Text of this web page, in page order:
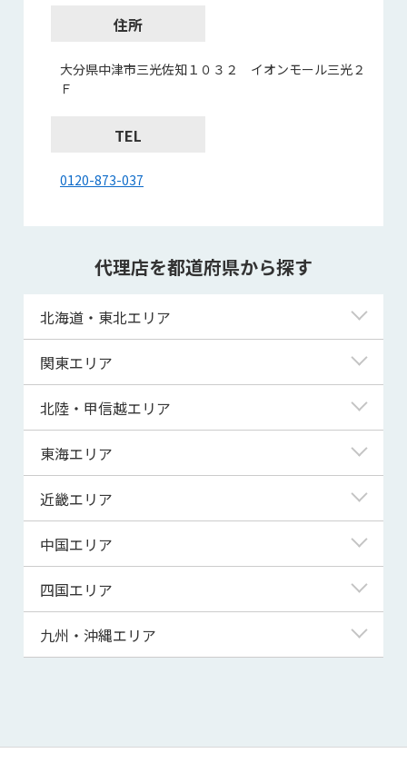
住所
大分県中津市三光佐知１０３２ イオンモール三光２
Ｆ
TEL
0120-873-037
代理店を都道府県から探す
北海道・東北エリア
北海道
青森県
宮城県
秋田県
山形県
関東エリア
東京都
神奈川県
埼玉県
千葉県
茨城県
群馬県
北陸・甲信越エリア
新潟県
富山県
福井県
山梨県
長野県
東海エリア
岐阜県
静岡県
三重県
近畿エリア
滋賀県
京都府
大阪府
兵庫県
和歌山県
中国エリア
鳥取県
島根県
山口県
四国エリア
徳島県
高知県
九州・沖縄エリア